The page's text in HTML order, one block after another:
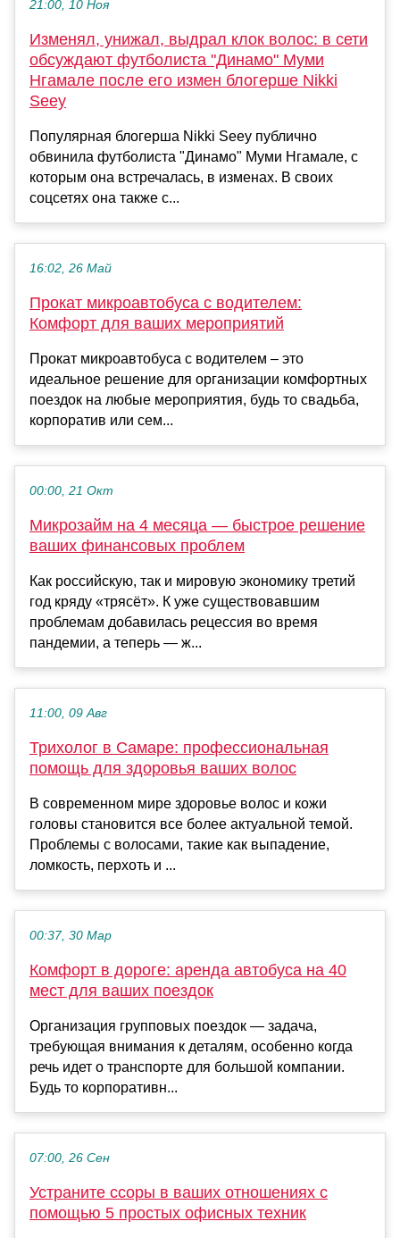
21:00, 10 Ноя
Изменял, унижал, выдрал клок волос: в сети
обсуждают футболиста "Динамо" Муми
Нгамале после его измен блогерше Nikki
Seey
Популярная блогерша Nikki Seey публично
обвинила футболиста "Динамо" Муми Нгамале, с
которым она встречалась, в изменах. В своих
соцсетях она также с...
16:02, 26 Май
Прокат микроавтобуса с водителем:
Комфорт для ваших мероприятий
Прокат микроавтобуса с водителем – это
идеальное решение для организации комфортных
поездок на любые мероприятия, будь то свадьба,
корпоратив или сем...
00:00, 21 Окт
Микрозайм на 4 месяца — быстрое решение
ваших финансовых проблем
Как российскую, так и мировую экономику третий
год кряду «трясёт». К уже существовавшим
проблемам добавилась рецессия во время
пандемии, а теперь — ж...
11:00, 09 Авг
Трихолог в Самаре: профессиональная
помощь для здоровья ваших волос
В современном мире здоровье волос и кожи
головы становится все более актуальной темой.
Проблемы с волосами, такие как выпадение,
ломкость, перхоть и ...
00:37, 30 Мар
Комфорт в дороге: аренда автобуса на 40
мест для ваших поездок
Организация групповых поездок — задача,
требующая внимания к деталям, особенно когда
речь идет о транспорте для большой компании.
Будь то корпоративн...
07:00, 26 Сен
Устраните ссоры в ваших отношениях с
помощью 5 простых офисных техник